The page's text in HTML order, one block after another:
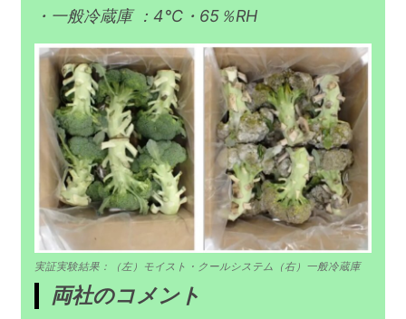
・一般冷蔵庫 ：4℃・65％RH
実証実験結果：（左）モイスト・クールシステム（右）一般冷蔵庫
両社のコメント